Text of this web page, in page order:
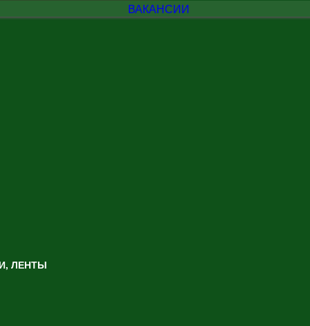
ВАКАНСИИ
ЛЕНТЫ